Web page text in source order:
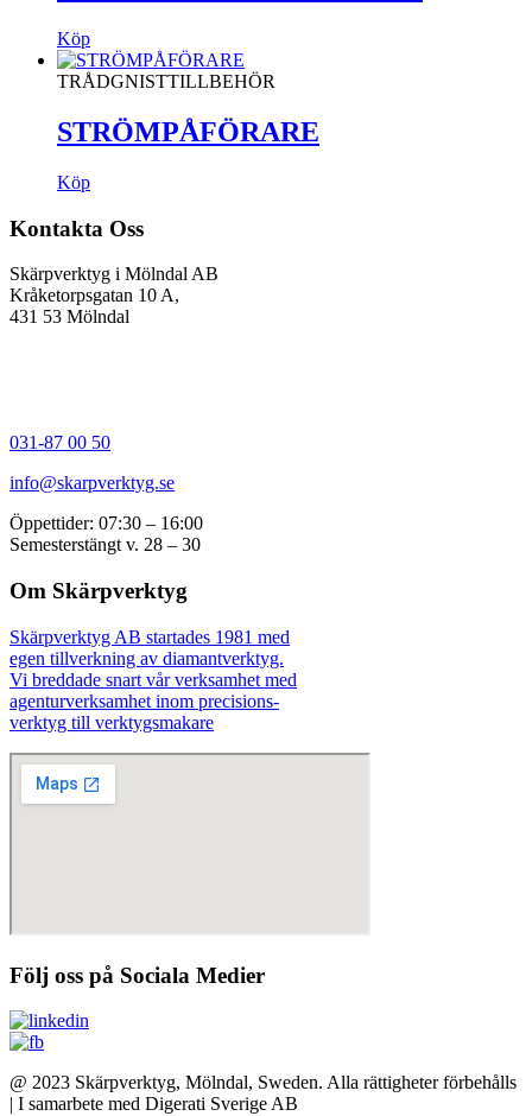
Köp
TRÅDGNISTTILLBEHÖR
STRÖMPÅFÖRARE
Köp
Kontakta Oss
Skärpverktyg i Mölndal AB
Kråketorpsgatan 10 A,
431 53 Mölndal
031-87 00 50
info@skarpverktyg.se
Öppettider: 07:30 – 16:00
Semesterstängt v. 28 – 30
Om Skärpverktyg
Skärpverktyg AB startades 1981 med
egen tillverkning av diamantverktyg.
Vi breddade snart vår verksamhet med
agenturverksamhet inom precisions-
verktyg till verktygsmakare
Följ oss på Sociala Medier
@ 2023 Skärpverktyg, Mölndal, Sweden. Alla rättigheter förbehålls
| I samarbete med Digerati Sverige AB